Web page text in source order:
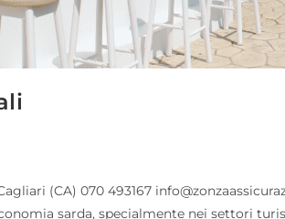
(CA) 070 493167
sarda, specialmente nei settori